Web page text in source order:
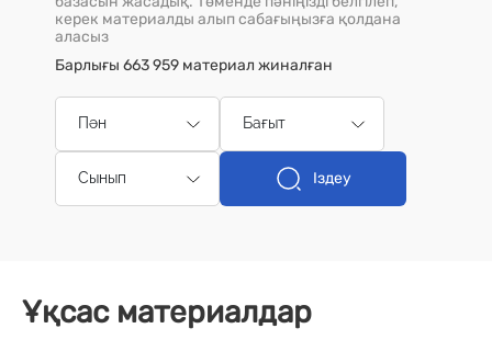
керек материалды алып сабағыңызға қолдана
аласыз
Барлығы 663 959 материал жиналған
Пән Бағыт
Сынып Іздеу
Ұқсас материалдар